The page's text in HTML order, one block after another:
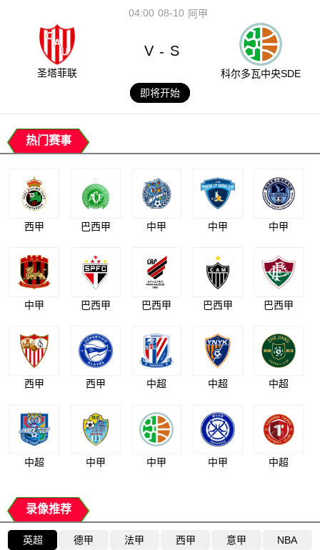
08-10
04:00 阿甲
圣塔菲联
V - S
科尔多瓦中央SDE
即将开始
热门赛事
西甲 巴西甲 中甲 中甲 中甲
中甲 巴西甲 巴西甲 巴西甲 巴西甲
西甲 西甲 中超 中超 中超
中超 中甲 中甲 中甲 中超
录像推荐
英超 德甲 法甲 西甲 意甲 NBA